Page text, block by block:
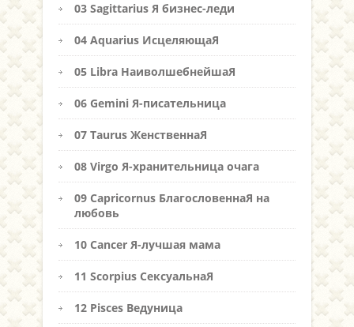
03 Sagittarius Я бизнес-леди
04 Aquarius ИсцеляющаЯ
05 Libra НаиволшебнейшаЯ
06 Gemini Я-писательница
07 Taurus ЖенственнаЯ
08 Virgo Я-хранительница очага
09 Capricornus БлагословеннаЯ на
любовь
10 Cancer Я-лучшая мама
11 Scorpius СексуальнаЯ
12 Pisces Ведуница